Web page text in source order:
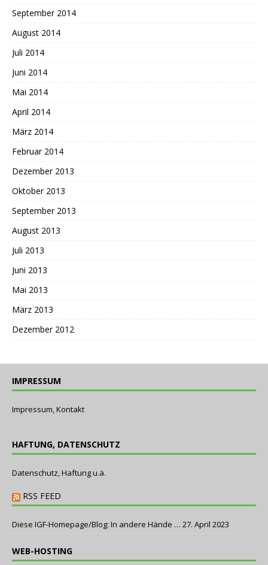
September 2014
August 2014
Juli 2014
Juni 2014
Mai 2014
April 2014
März 2014
Februar 2014
Dezember 2013
Oktober 2013
September 2013
August 2013
Juli 2013
Juni 2013
Mai 2013
März 2013
Dezember 2012
IMPRESSUM
Impressum, Kontakt
HAFTUNG, DATENSCHUTZ
Datenschutz, Haftung u.ä.
RSS FEED
Diese IGF-Homepage/Blog: In andere Hände … 27. April 2023
WEB-HOSTING